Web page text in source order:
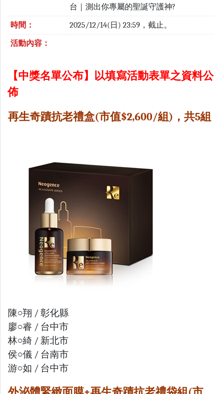
台｜測出你專屬的聖誕守護神?
時間： 2025/12/14(日) 23:59，截止。
活動內容：
【中獎名單公布】以填寫活動表單之資料公
佈
再生奇蹟抗老禮盒(市值$2,600/組)，共5組
陳○翔 / 彰化縣
廖○睿 / 台中市
林○綺 / 新北市
侯○儀 / 台南市
游○如 / 台中市